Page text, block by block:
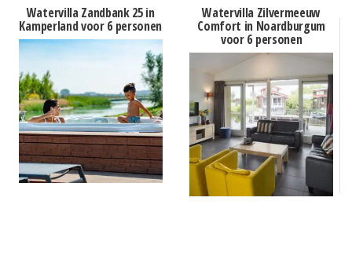
Watervilla Zandbank 25 in
Kamperland voor 6 personen
Watervilla Zilvermeeuw
Comfort in Noardburgum
voor 6 personen